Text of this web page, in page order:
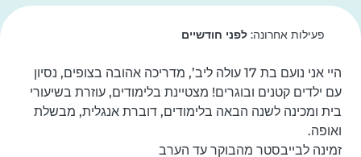
פעילות אחרונה:לפני חודשיים